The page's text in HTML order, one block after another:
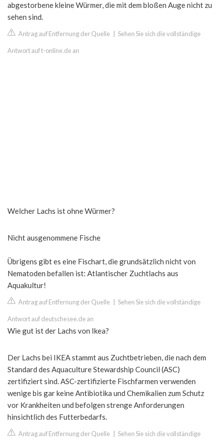
abgestorbene kleine Würmer, die mit dem bloßen Auge nicht zu
sehen sind.
Antrag auf Entfernung der Quelle Sehen Sie sich die vollständige
Antwort auf t-online.de an
Welcher Lachs ist ohne Würmer?
Nicht ausgenommene Fische
Übrigens gibt es eine Fischart, die grundsätzlich nicht von
Nematoden befallen ist: Atlantischer Zuchtlachs aus
Aquakultur!
Antrag auf Entfernung der Quelle Sehen Sie sich die vollständige
Antwort auf deutschesee.de an
Wie gut ist der Lachs von Ikea?
Der Lachs bei IKEA stammt aus Zuchtbetrieben, die nach dem
Standard des Aquaculture Stewardship Council (ASC)
zertifiziert sind. ASC-zertifizierte Fischfarmen verwenden
wenige bis gar keine Antibiotika und Chemikalien zum Schutz
vor Krankheiten und befolgen strenge Anforderungen
hinsichtlich des Futterbedarfs.
Antrag auf Entfernung der Quelle Sehen Sie sich die vollständige